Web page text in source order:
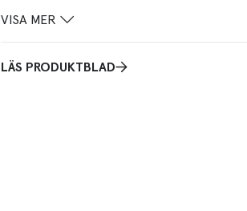
VISA MER
LÄS PRODUKTBLAD